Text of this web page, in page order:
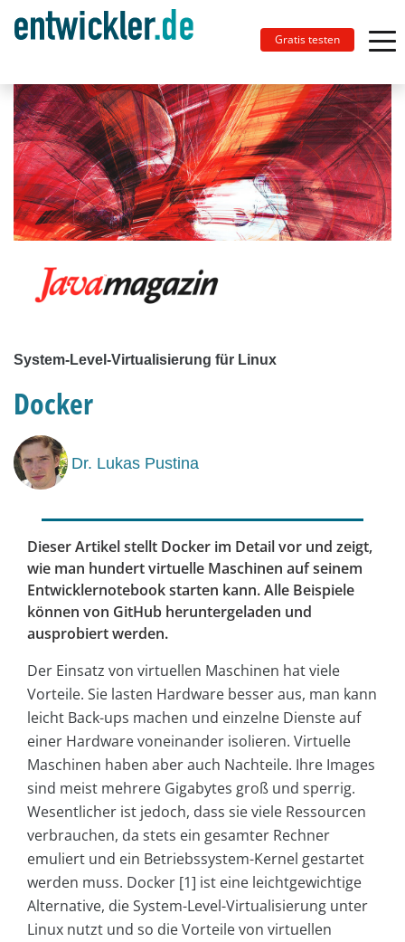
Gratis testen
System-Level-Virtualisierung für Linux
Docker
Dr. Lukas Pustina
Dieser Artikel stellt Docker im Detail vor und zeigt,
wie man hundert virtuelle Maschinen auf seinem
Entwicklernotebook starten kann. Alle Beispiele
können von GitHub heruntergeladen und
ausprobiert werden.
Der Einsatz von virtuellen Maschinen hat viele
Vorteile. Sie lasten Hardware besser aus, man kann
leicht Back-ups machen und einzelne Dienste auf
einer Hardware voneinander isolieren. Virtuelle
Maschinen haben aber auch Nachteile. Ihre Images
sind meist mehrere Gigabytes groß und sperrig.
Wesentlicher ist jedoch, dass sie viele Ressourcen
verbrauchen, da stets ein gesamter Rechner
emuliert und ein Betriebssystem-Kernel gestartet
werden muss. Docker [1] ist eine leichtgewichtige
Alternative, die System-Level-Virtualisierung unter
Linux nutzt und so die Vorteile von virtuellen